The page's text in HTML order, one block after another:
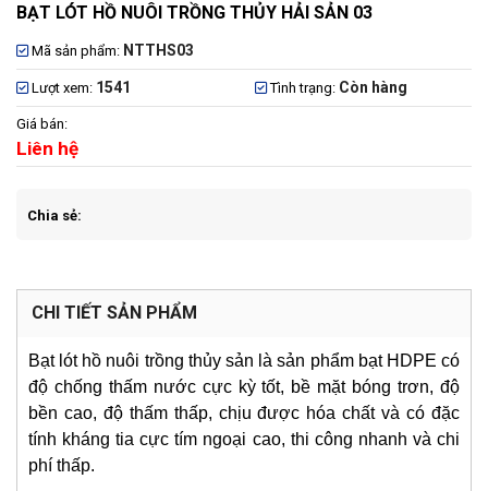
BẠT LÓT HỒ NUÔI TRỒNG THỦY HẢI SẢN 03
Mã sản phẩm: NTTHS03
Lượt xem: 1541 Tình trạng: Còn hàng
Giá bán:
Liên hệ
Chia sẻ:
CHI TIẾT SẢN PHẨM
Bạt lót hồ nuôi trồng thủy sản là sản phẩm bạt HDPE có
độ chống thấm nước cực kỳ tốt, bề mặt bóng trơn, độ
bền cao, độ thấm thấp, chịu được hóa chất và có đặc
tính kháng tia cực tím ngoại cao, thi công nhanh và chi
phí thấp.